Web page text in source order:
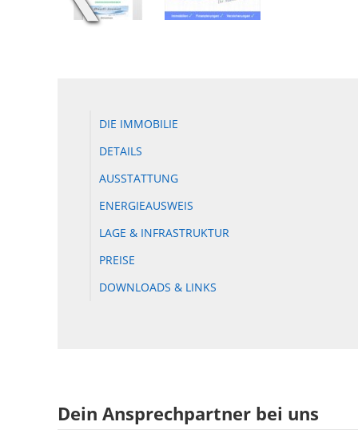
DIE IMMOBILIE
DETAILS
AUSSTATTUNG
ENERGIEAUSWEIS
LAGE & INFRASTRUKTUR
PREISE
DOWNLOADS & LINKS
Dein Ansprechpartner bei uns